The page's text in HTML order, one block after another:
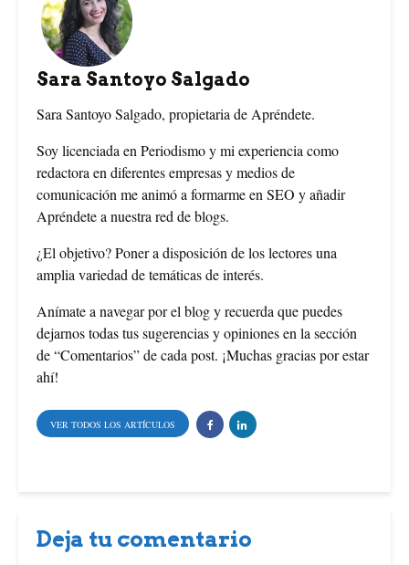
o
o
k
r
s
t
Sara Santoyo Salgado
Sara Santoyo Salgado, propietaria de Apréndete.
Soy licenciada en Periodismo y mi experiencia como
redactora en diferentes empresas y medios de
comunicación me animó a formarme en SEO y añadir
Apréndete a nuestra red de blogs.
¿El objetivo? Poner a disposición de los lectores una
amplia variedad de temáticas de interés.
Anímate a navegar por el blog y recuerda que puedes
dejarnos todas tus sugerencias y opiniones en la sección
de “Comentarios” de cada post. ¡Muchas gracias por estar
ahí!
VER TODOS LOS ARTÍCULOS
Deja tu comentario